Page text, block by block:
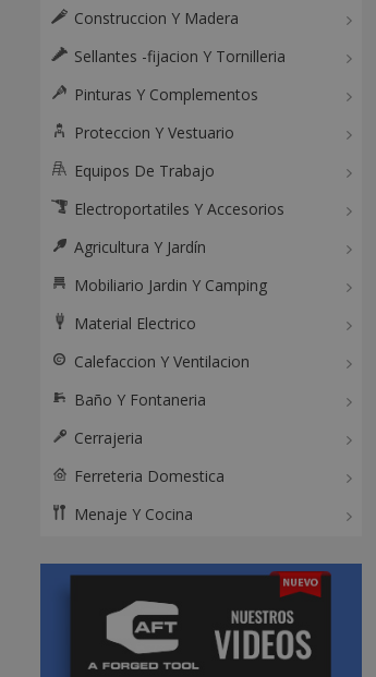
Construccion Y Madera
Sellantes -fijacion Y Tornilleria
Pinturas Y Complementos
Proteccion Y Vestuario
Equipos De Trabajo
Electroportatiles Y Accesorios
Agricultura Y Jardín
Mobiliario Jardin Y Camping
Material Electrico
Calefaccion Y Ventilacion
Baño Y Fontaneria
Cerrajeria
Ferreteria Domestica
Menaje Y Cocina